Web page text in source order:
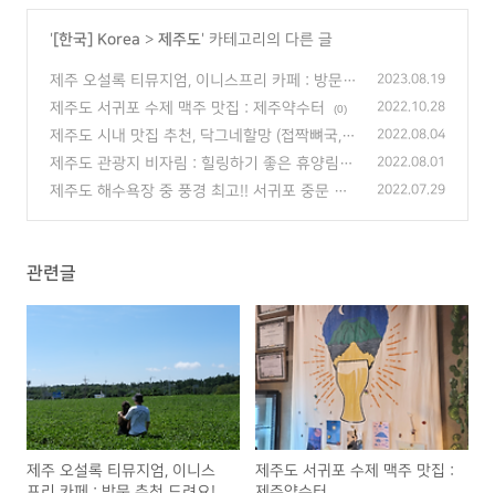
' [한국] Korea > 제주도' 카테고리의 다른 글
제주 오설록 티뮤지엄, 이니스프리 카페 : 방문
추천 드려요!
(0)
2023.08.19
제주도 서귀포 수제 맥주 맛집 : 제주약수터 (0) 2022.10.28
제주도 시내 맛집 추천, 닥그네할망 (접짝뼈국,
고사리육개장)
(0)
2022.08.04
제주도 관광지 비자림 : 힐링하기 좋은 휴양림
추천
(0)
2022.08.01
제주도 해수욕장 중 풍경 최고!! 서귀포 중문 색
2022.07.29
관련글
제주 오설록 티뮤지엄, 이니스
제주도 서귀포 수제 맥주 맛집 :